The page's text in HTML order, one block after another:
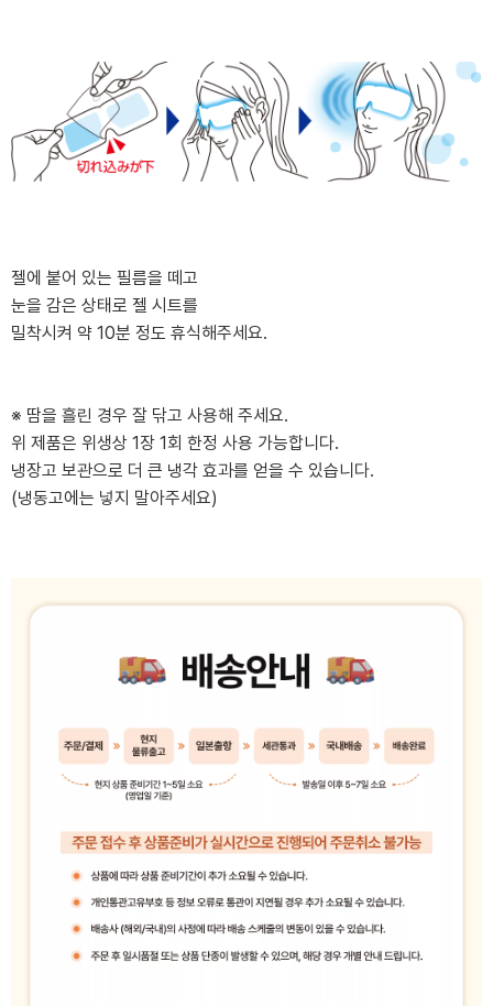
젤에 붙어 있는 필름을 떼고
눈을 감은 상태로 젤 시트를
밀착시켜 약 10분 정도 휴식해주세요.
※ 땀을 흘린 경우 잘 닦고 사용해 주세요.
위 제품은 위생상 1장 1회 한정 사용 가능합니다.
냉장고 보관으로 더 큰 냉각 효과를 얻을 수 있습니다.
(냉동고에는 넣지 말아주세요)